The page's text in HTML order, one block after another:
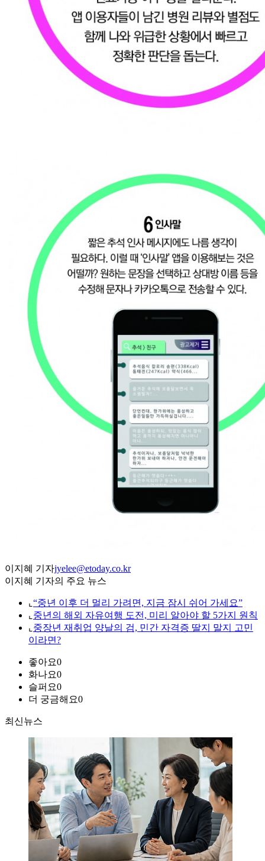
이지혜 기자jyelee@etoday.co.kr
이지혜 기자의 주요 뉴스
⌞ “중년 이후 더 멀리 가려면, 지금 잠시 쉬어 가세요”
⌞ 중년의 해외 자유여행 도전, 미리 알아야 할 5가지 원칙
⌞ 중장년 재취업 양날의 검, 민간 자격증 딸지 말지 고민
이라면?
좋아요0
화나요0
슬퍼요0
더 궁금해요0
최신뉴스